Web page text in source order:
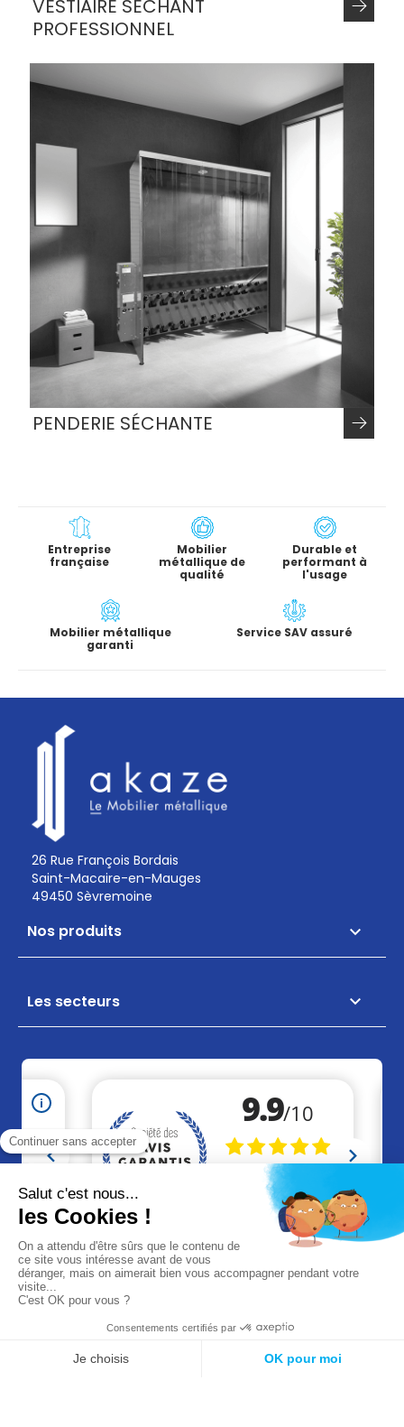
VESTIAIRE SÉCHANT
PROFESSIONNEL
PENDERIE SÉCHANTE
Entreprise
française
Mobilier
métallique de
qualité
Durable et
performant à
l'usage
Mobilier métallique
garanti
Service SAV assuré
26 Rue François Bordais
Saint-Macaire-en-Mauges
49450 Sèvremoine
Nos produits 
Les secteurs 
CGU © 2026 Akaze